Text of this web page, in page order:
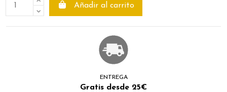
Añadir al carrito
ENTREGA
Gratis desde 25€